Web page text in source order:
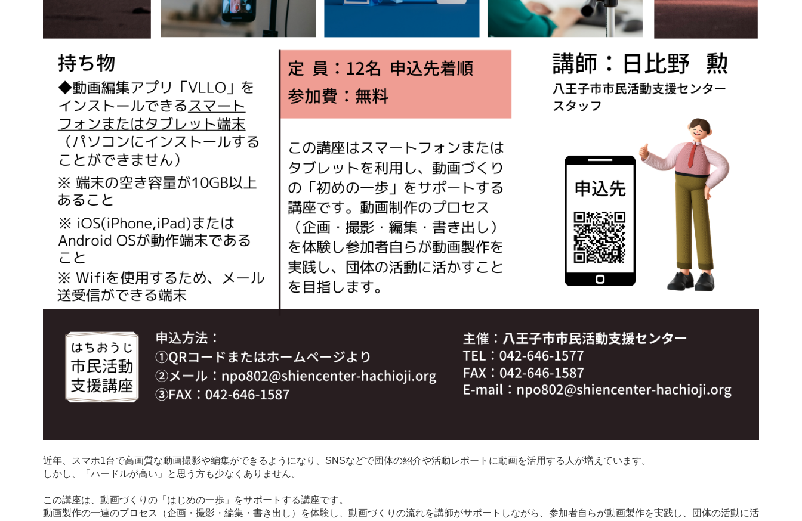
近年、スマホ1台で高画質な動画撮影や編集ができるようになり、SNSなどで団体の紹介や活動レポートに動画を活用する人が増えています。
しかし、「ハードルが高い」と思う方も少なくありません。
この講座は、動画づくりの「はじめの一歩」をサポートする講座です。
動画製作の一連のプロセス（企画・撮影・編集・書き出し）を体験し、動画づくりの流れを講師がサポートしながら、参加者自らが動画製作を実践し、団体の活動に活